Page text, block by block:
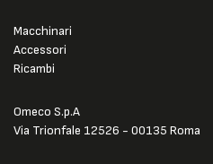
Omeco S.p.A
Via Trionfale 12526 - 00135 Roma
Macchinari
Accessori
Ricambi